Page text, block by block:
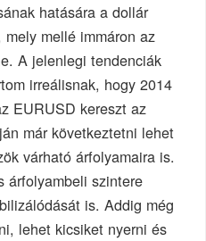
hatására a dollár
mellé immáron az
A jelenlegi tendenciák
irreálisnak, hogy 2014
EURUSD kereszt az
már következtetni lehet
várható árfolyamaira is.
árfolyambeli szintere
is. Addig még
lehet kicsiket nyerni és